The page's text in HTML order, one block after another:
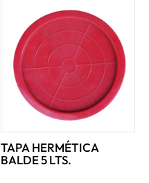
TAPA HERMÉTICA
BALDE 5 LTS.